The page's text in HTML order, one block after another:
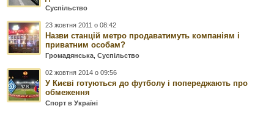
Суспільство
23 жовтня 2011 о 08:42
Назви станцій метро продаватимуть компаніям і
приватним особам?
Громадянська ,Суспільство
02 жовтня 2014 о 09:56
У Києві готуються до футболу і попереджають про
обмеження
Спорт в Україні